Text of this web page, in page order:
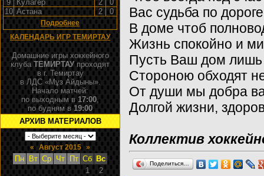
9
Кулагер 2
0
10 Астана 2 0
Подробнее
КАЛЕНДАРЬ ИГР ТЕМИРТАУ
Домашние игры хоккейного
клуба ТЕМИРТАУ проходят
в г. Темиртау
в ЛДС «Мұз Айдыны».
Начало матчей:
по выходным в 17:00,
по будням в 19:00
АРХИВ МАТЕРИАЛОВ
« Август 2015 »
Пн Вт Ср Чт Пт Сб Вс
1
2
Вас судьба по
В доме чтоб
Жизнь спокойно и
Пусть Ваш дом лишь
Стороною обходят
От души мы добра
Долгой жизни,
Коллектив
Поделиться…